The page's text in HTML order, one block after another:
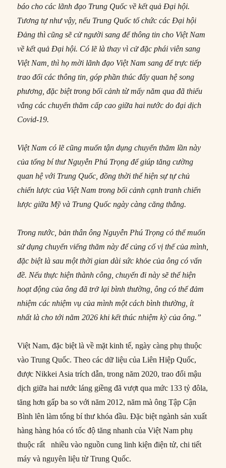
báo cho các lãnh đạo Trung Quốc về kết quả Đại hội.
Tương tự như vậy, nếu Trung Quốc tổ chức các Đại hội
Đảng thì cũng sẽ cử người sang để thông tin cho Việt Nam
về kết quả Đại hội. Có lẽ là thay vì cử đặc phái viên sang
Việt Nam, thì họ mời lãnh đạo Việt Nam sang để trực tiếp
trao đổi các thông tin, góp phần thúc đẩy quan hệ song
phương, đặc biệt trong bối cảnh từ mấy năm qua đã thiếu
vắng các chuyến thăm cấp cao giữa hai nước do đại dịch
Covid-19.
Việt Nam có lẽ cũng muốn tận dụng chuyến thăm lần này
của tổng bí thư Nguyễn Phú Trọng để giúp tăng cường
quan hệ với Trung Quốc, đồng thời thể hiện sự tự chủ
chiến lược của Việt Nam trong bối cảnh cạnh tranh chiến
lược giữa Mỹ và Trung Quốc ngày càng căng thẳng.
Trong nước, bản thân ông Nguyễn Phú Trọng có thể muốn
sử dụng chuyến viếng thăm này để củng cố vị thế của mình,
đặc biệt là sau một thời gian dài sức khỏe của ông có vấn
đề. Nếu thực hiện thành công, chuyến đi này sẽ thể hiện
hoạt động của ông đã trở lại bình thường, ông có thể đảm
nhiệm các nhiệm vụ của mình một cách bình thường, ít
nhất là cho tới năm 2026 khi kết thúc nhiệm kỳ của ông.”
Việt Nam, đặc biệt là về mặt kinh tế, ngày càng phụ thuộc
vào Trung Quốc. Theo các dữ liệu của Liên Hiệp Quốc,
được Nikkei Asia trích dẫn, trong năm 2020, trao đổi mậu
dịch giữa hai nước láng giềng đã vượt qua mức 133 tỷ đôla,
tăng hơn gấp ba so với năm 2012, năm mà ông Tập Cận
Bình lên làm tổng bí thư khóa đầu. Đặc biệt ngành sản xuất
hàng hàng hóa có tốc độ tăng nhanh của Việt Nam phụ
thuộc rất nhiều vào nguồn cung linh kiện điện tử, chi tiết
máy và nguyên liệu từ Trung Quốc.